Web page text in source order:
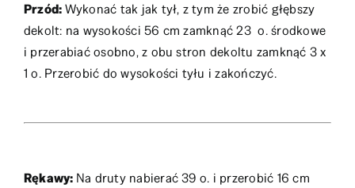
Przód:Wykonać tak jak tył, z tym że zrobić głębszy
dekolt: na wysokości 56 cm zamknąć 23 o. środkowe
i przerabiać osobno, z obu stron dekoltu zamknąć 3 x
1 o. Przerobić do wysokości tyłu i zakończyć.
Rękawy: Na druty nabierać 39 o. i przerobić 16 cm